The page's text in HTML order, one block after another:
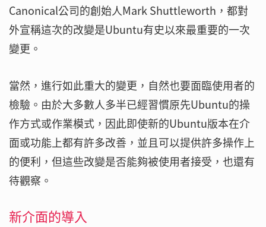
Canonical公司的創始人Mark Shuttleworth，都對
外宣稱這次的改變是Ubuntu有史以來最重要的一次
變更。
當然，進行如此重大的變更，自然也要面臨使用者的
檢驗。由於大多數人多半已經習慣原先Ubuntu的操
作方式或作業模式，因此即使新的Ubuntu版本在介
面或功能上都有許多改善，並且可以提供許多操作上
的便利，但這些改變是否能夠被使用者接受，也還有
待觀察。
新介面的導入